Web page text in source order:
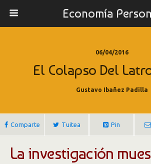
Economía
06/04/2016
El Colapso Del
Gustavo Ibañez Padilla
Comparte Tuitea Pin
La investigación